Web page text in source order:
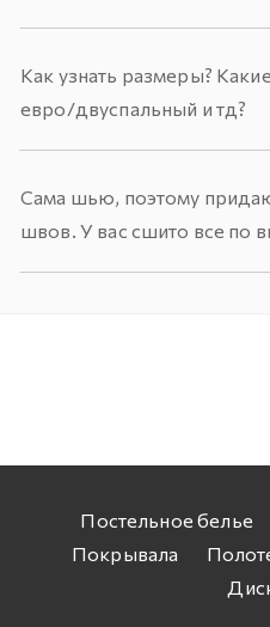
Как узнать размеры?
евро/двуспальный и тд?
Сама шью, поэтому
швов. У вас сшито все по
Постельное белье
Покрывала